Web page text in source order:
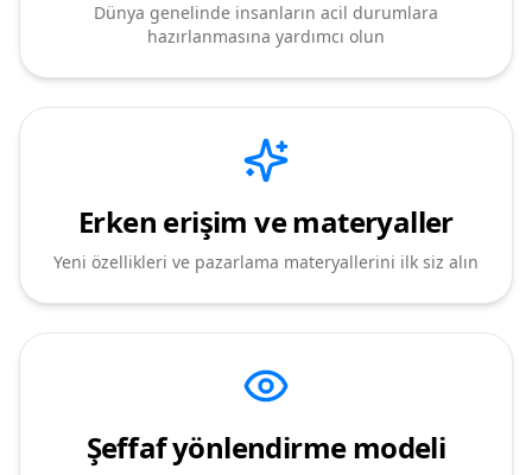
Dünya genelinde insanların acil durumlara
hazırlanmasına yardımcı olun
Erken erişim ve materyaller
Yeni özellikleri ve pazarlama materyallerini ilk siz alın
Şeffaf yönlendirme modeli